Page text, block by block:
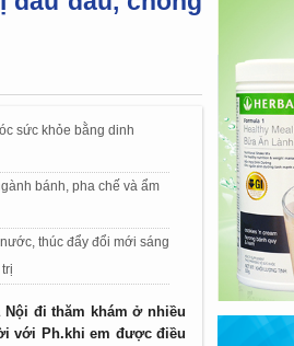
sức khỏe bằng dinh
bánh, pha chế và ẩm
thúc đẩy đổi mới sáng
đi thăm khám ở nhiều
với Ph.khi em được điều